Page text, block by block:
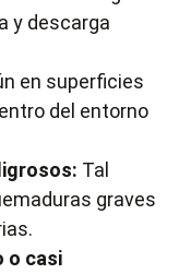
y descarga
en superficies
del entorno
Tal
graves
o casi